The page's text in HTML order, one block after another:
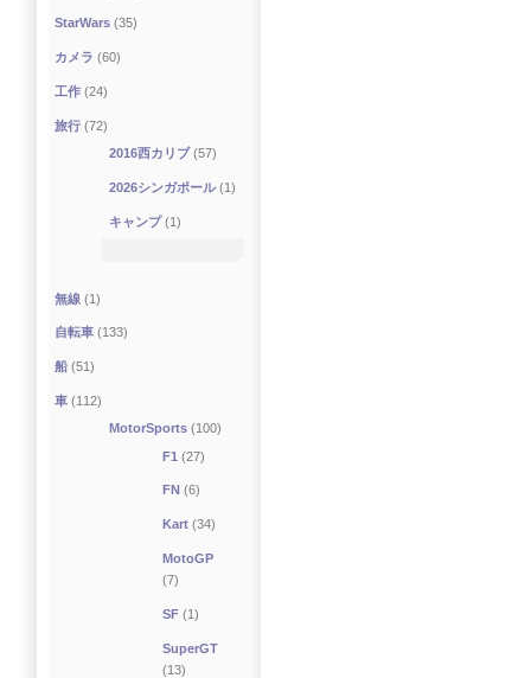
StarWars (35)
カメラ (60)
工作 (24)
旅行 (72)
2016西カリブ(57)
2026シンガポール(1)
キャンプ(1)
無線 (1)
自転車 (133)
船 (51)
車 (112)
MotorSports(100)
F1 (27)
FN (6)
Kart (34)
MotoGP
(7)
SF (1)
SuperGT
(13)